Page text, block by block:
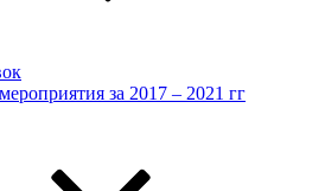
за 2017 – 2021 гг